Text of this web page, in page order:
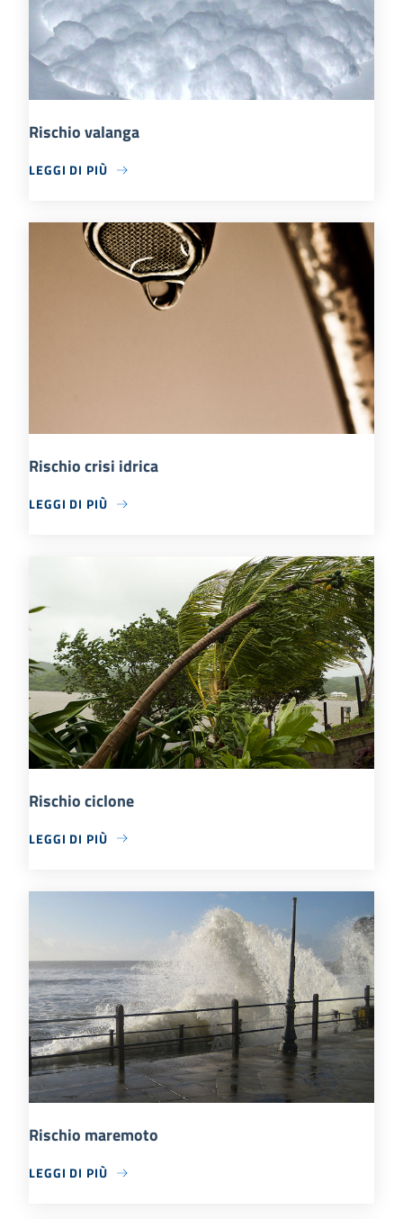
Rischio valanga
LEGGI DI PIÙ
Rischio crisi idrica
LEGGI DI PIÙ
Rischio ciclone
LEGGI DI PIÙ
Rischio maremoto
LEGGI DI PIÙ